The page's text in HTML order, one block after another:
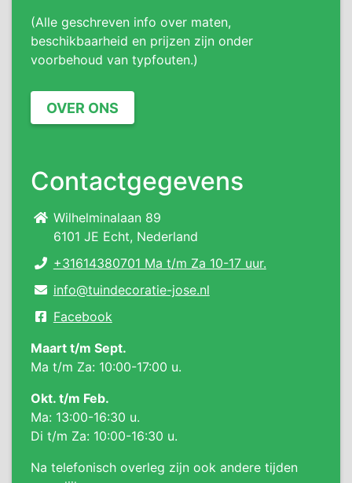
(Alle geschreven info over maten,
beschikbaarheid en prijzen zijn onder
voorbehoud van typfouten.)
OVER ONS
Contactgegevens
Wilhelminalaan 89
6101 JE Echt, Nederland
+31614380701 Ma t/m Za 10-17 uur.
info@tuindecoratie-jose.nl
Facebook
Maart t/m Sept.
Ma t/m Za: 10:00-17:00 u.
Okt. t/m Feb.
Ma: 13:00-16:30 u.
Di t/m Za: 10:00-16:30 u.
Na telefonisch overleg zijn ook andere tijden